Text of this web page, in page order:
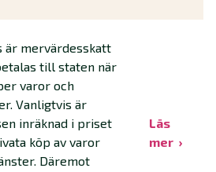
är mervärdesskatt
till staten när
varor och
Vanligtvis är
inräknad i priset
köp av varor
Däremot
Läs
mer